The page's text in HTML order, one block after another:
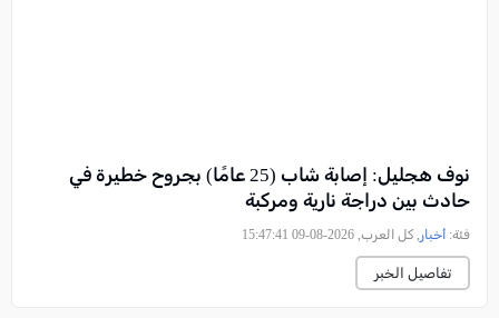
نوف هجليل: إصابة شاب (25 عامًا) بجروح خطيرة في
حادث بين دراجة نارية ومركبة
فئة: أخبار , كل العرب, 2026-08-09 15:47:41
تفاصيل الخبر